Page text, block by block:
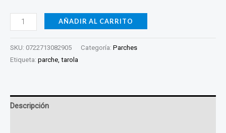
AÑADIR AL CARRITO
SKU: 0722713082905 Categoría: Parches
Etiqueta: parche, tarola
Descripción